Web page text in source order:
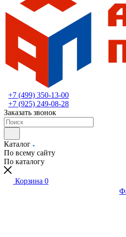
+7 (499) 350-13-00
+7 (925) 249-08-28
Заказать звонок
Каталог
По всему сайту
По каталогу
Корзина 0